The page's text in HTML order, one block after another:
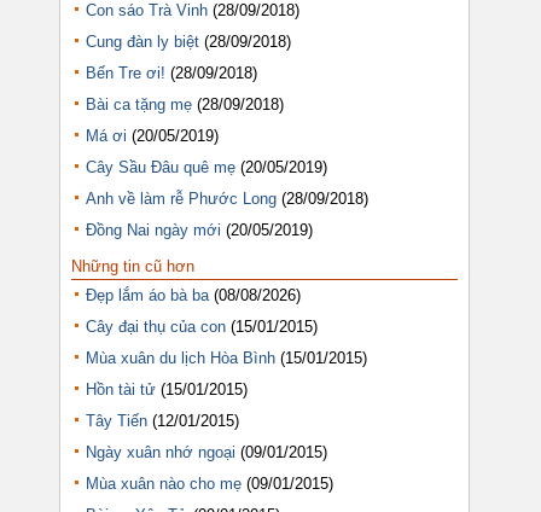
Con sáo Trà Vinh (28/09/2018)
Cung đàn ly biệt (28/09/2018)
Bến Tre ơi! (28/09/2018)
Bài ca tặng mẹ (28/09/2018)
Má ơi (20/05/2019)
Cây Sầu Đâu quê mẹ (20/05/2019)
Anh về làm rễ Phước Long (28/09/2018)
Đồng Nai ngày mới (20/05/2019)
Những tin cũ hơn
Đẹp lắm áo bà ba (08/08/2026)
Cây đại thụ của con (15/01/2015)
Mùa xuân du lịch Hòa Bình (15/01/2015)
Hồn tài tử (15/01/2015)
Tây Tiến (12/01/2015)
Ngày xuân nhớ ngoại (09/01/2015)
Mùa xuân nào cho mẹ (09/01/2015)